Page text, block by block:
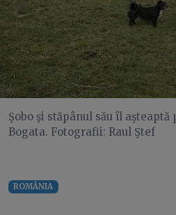
Şobo şi stăpânul său îl aşteaptă
Bogata. Fotografii: Raul Ştef
ROMÂNIA